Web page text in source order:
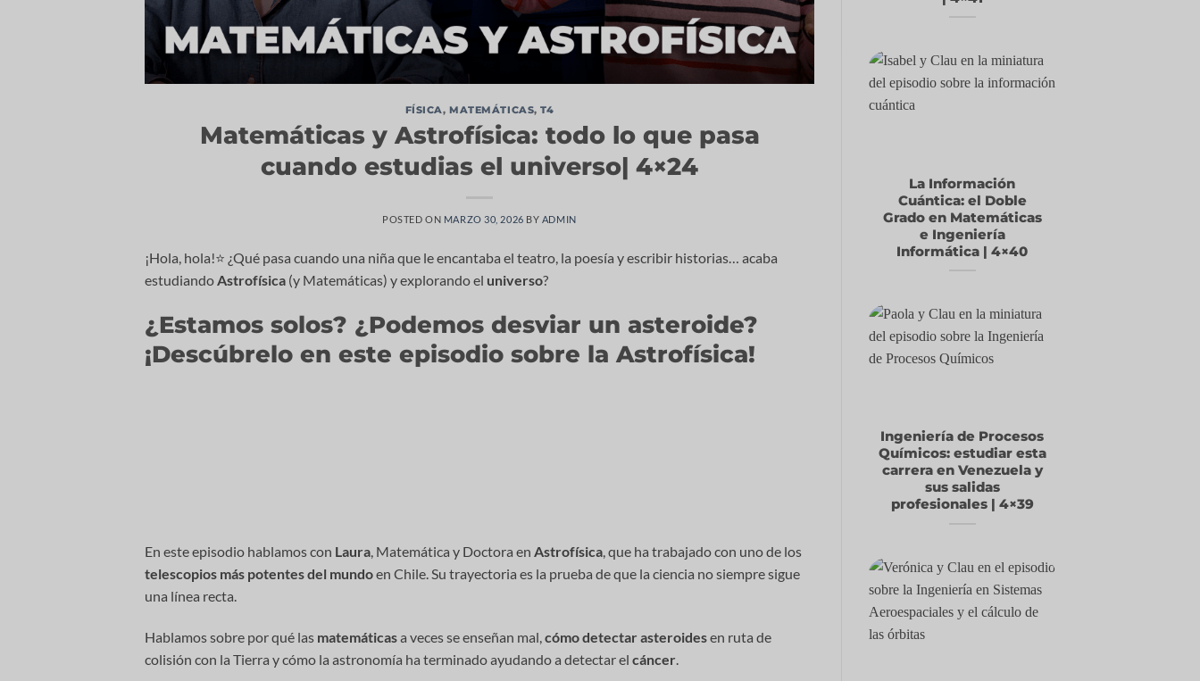
FÍSICA,MATEMÁTICAS,T4
Matemáticas y Astrofísica: todo lo que pasa
cuando estudias el universo| 4×24
POSTED ON MARZO 30, 2026 BY ADMIN
¡Hola, hola!⭐️ ¿Qué pasa cuando una niña que le encantaba el teatro, la poesía y escribir historias… acaba
estudiandoAstrofísica (y Matemáticas) y explorando el universo?
¿Estamos solos? ¿Podemos desviar un asteroide?
¡Descúbrelo en este episodio sobre la Astrofísica!
En este episodio hablamos con Laura, Matemática y Doctora en Astrofísica, que ha trabajado con uno de los
telescopios más potentes del mundoen Chile. Su trayectoria es la prueba de que la ciencia no siempre sigue
una línea recta.
Hablamos sobre por qué las matemáticasa veces se enseñan mal, cómo detectar asteroidesen ruta de
colisión con la Tierra y cómo la astronomía ha terminado ayudando a detectar el cáncer
La Información
Cuántica: el Doble
Grado en Matemáticas
e Ingeniería
Informática | 4×40
Ingeniería de Procesos
Químicos: estudiar esta
carrera en Venezuela y
sus salidas
profesionales | 4×39